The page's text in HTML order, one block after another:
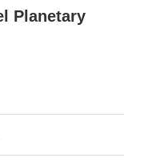
Planetary